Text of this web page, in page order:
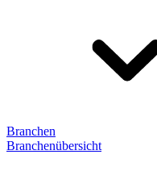
Branchen
Branchenübersicht